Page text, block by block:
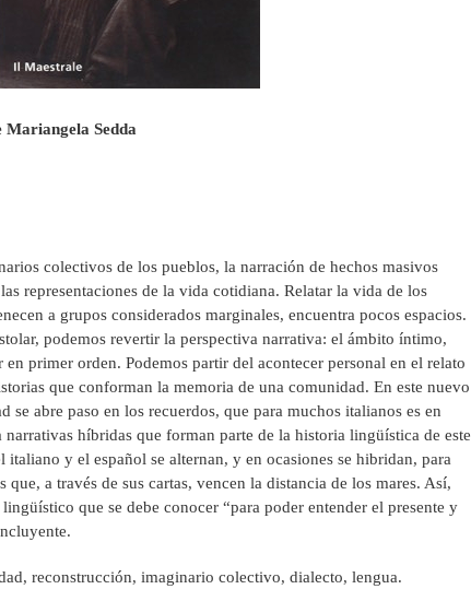
Mariangela Sedda
colectivos de los pueblos, la narración de hechos masivos
representaciones de la vida cotidiana. Relatar la vida de los
a grupos considerados marginales, encuentra pocos espacios.
podemos revertir la perspectiva narrativa: el ámbito íntimo,
primer orden. Podemos partir del acontecer personal en el relato
que conforman la memoria de una comunidad. En este nuevo
se abre paso en los recuerdos, que para muchos italianos es en
híbridas que forman parte de la historia lingüística de este
italiano y el español se alternan, y en ocasiones se hibridan, para
que, a través de sus cartas, vencen la distancia de los mares. Así,
lingüístico que se debe conocer “para poder entender el presente y
reconstrucción, imaginario colectivo, dialecto, lengua.